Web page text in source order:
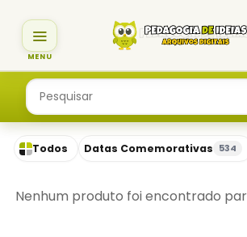
content
Pesquisar
por:
Todos Datas Comemorativas 534
Nenhum produto foi encontrado